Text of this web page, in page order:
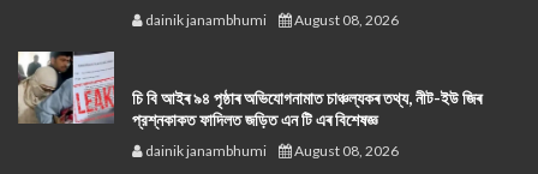
dainik janambhumi August 08, 2026
চি বি আইৰ ৯৪ পৃষ্ঠাৰ অভিযোগনামাত চাঞ্চল্যকৰ তথ্য, নীট-ইউ জিৰ
প্রশ্নকাকত ফাদিলত জড়িত এন টি এৰ বিশেষজ্ঞ
dainik janambhumi August 08, 2026